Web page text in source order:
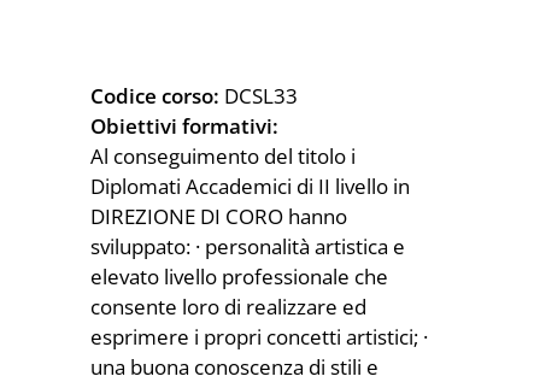
Codice corso: DCSL33
Obiettivi formativi:
Al conseguimento del titolo i
Diplomati Accademici di II livello in
DIREZIONE DI CORO hanno
sviluppato: · personalità artistica e
elevato livello professionale che
consente loro di realizzare ed
esprimere i propri concetti artistici; ·
una buona conoscenza di stili e